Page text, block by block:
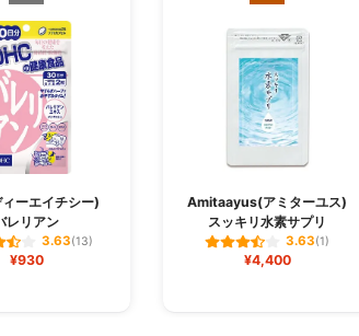
ーエイチシー)
レリアン
3.63(13)
¥930
Amitaayus(アミターユス)
スッキリ水素サプリ
3.63(1)
¥4,400